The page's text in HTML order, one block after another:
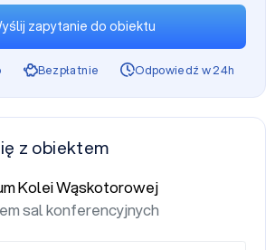
zapytanie do obiektu
Bezpłatnie Odpowiedź w 24h
z obiektem
Kolei Wąskotorowej
sal konferencyjnych